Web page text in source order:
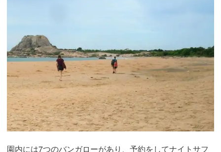
園内には7つのバンガローがあり、予約をしてナイトサフ